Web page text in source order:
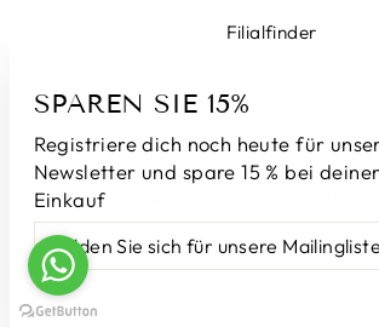
SPAREN SIE 15%
Registriere dich noch heute für
Newsletter und spare 15 % bei
Einkauf
MELDEN
SIE
SICH
FÜR
UNSERE
ABONNIEREN
Filialfinder
ANMELDEN UND
WÄHRUNG
© 2026 LUNATICAMILANO.COM | Luna srl |